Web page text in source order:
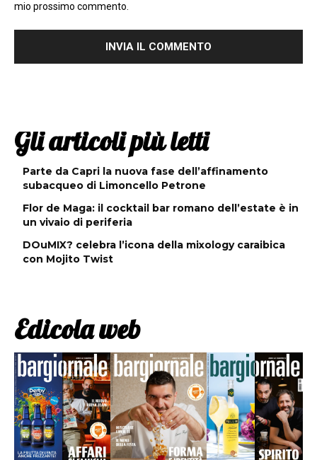
mio prossimo commento.
Gli articoli più letti
Parte da Capri la nuova fase dell’affinamento
subacqueo di Limoncello Petrone
Flor de Maga: il cocktail bar romano dell’estate è in
un vivaio di periferia
DOuMIX? celebra l’icona della mixology caraibica
con Mojito Twist
Edicola web